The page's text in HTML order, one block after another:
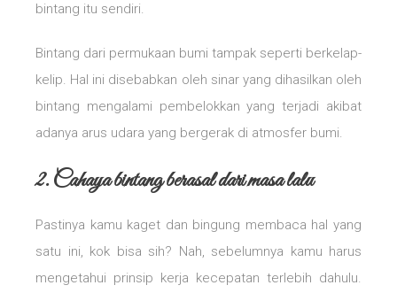
bintang itu sendiri.
Bintang dari permukaan bumi tampak seperti berkelap-
kelip. Hal ini disebabkan oleh sinar yang dihasilkan oleh
bintang mengalami pembelokkan yang terjadi akibat
adanya arus udara yang bergerak di atmosfer bumi.
2. Cahaya bintang berasal dari masa lalu
Pastinya kamu kaget dan bingung membaca hal yang
satu ini, kok bisa sih? Nah, sebelumnya kamu harus
mengetahui prinsip kerja kecepatan terlebih dahulu.